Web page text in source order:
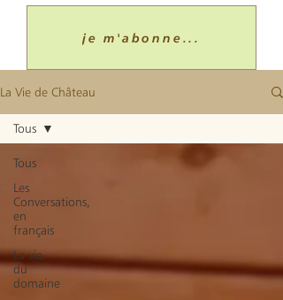
je m'abonne...
La Vie de Château
Tous
Les
Conversations,
en
français
La vie
du
domaine
Tous